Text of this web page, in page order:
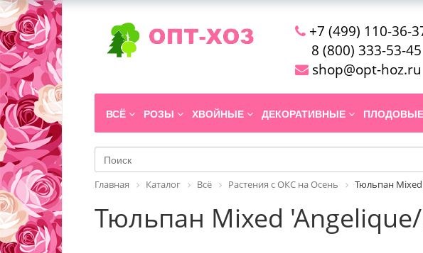
+7 (499) 110-36-
8 (800) 333-53-45
shop@opt-hoz.ru
ВСЁ РОЗЫ ХВОЙНЫЕ ДЕКОРАТИВНЫЕ ПЛОДОВЫЕ
Главная Каталог Всё Растения с ОКС на Осень Тюльпан
Тюльпан Mixed